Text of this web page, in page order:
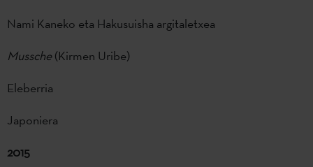
Nami Kaneko eta Hakusuisha argitaletxea
Mussche(Kirmen Uribe)
Eleberria
Japoniera
2015